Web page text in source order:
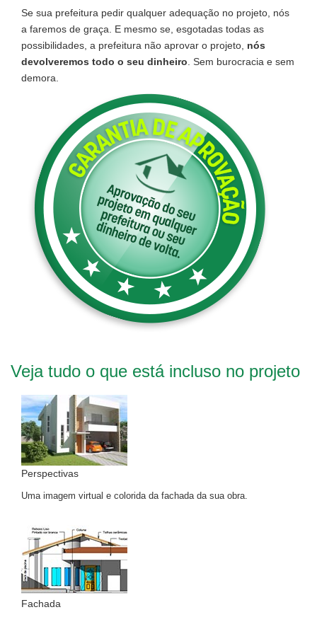
Se sua prefeitura pedir qualquer adequação no projeto, nós
a faremos de graça. E mesmo se, esgotadas todas as
possibilidades, a prefeitura não aprovar o projeto, nós
devolveremos todo o seu dinheiro . Sem burocracia e sem
demora.
Veja tudo o que está incluso no projeto
Perspectivas
Uma imagem virtual e colorida da fachada da sua obra.
Fachada